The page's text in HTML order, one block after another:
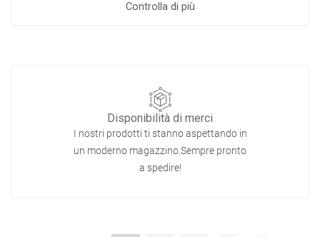
Controlla di più
Disponibilità di merci
I nostri prodotti ti stanno aspettando in
un moderno magazzino.Sempre pronto
a spedire!